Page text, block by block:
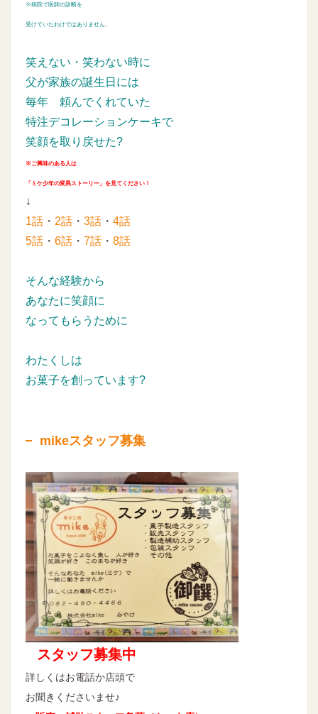
※病院で医師の診断を
受けていたわけではありません。
笑えない・笑わない時に
父が家族の誕生日には
毎年 頼んでくれていた
特注デコレーションケーキで
笑顔を取り戻せた?
※ご興味のある人は
「ミケ少年の変異ストーリー」を見てください！
↓
1話 ・ 2話 ・ 3話 ・ 4話
5話 ・ 6話 ・ 7話 ・ 8話
そんな経験から
あなたに笑顔に
なってもらうために
わたくしは
お菓子を創っています?
mikeスタッフ募集
スタッフ募集中
詳しくはお電話か店頭で
お聞きくださいませ♪